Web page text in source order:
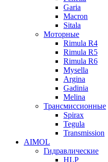
Garia
Macron
Sitala
Моторные
Rimula R4
Rimula R5
Rimula R6
Mysella
Argina
Gadinia
Melina
Трансмиссионные
Spirax
Tegula
Transmission
AIMOL
Гидравлические
HLP